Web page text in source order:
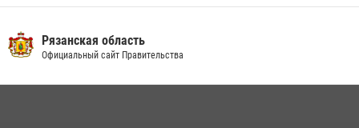
Рязанская область
Официальный сайт Правительства